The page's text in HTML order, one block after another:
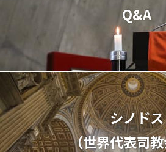
Q&A
シノドス
（世界代表司